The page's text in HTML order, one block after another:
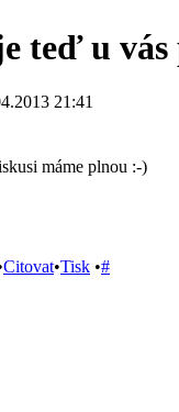
teď u vás
21:41
máme plnou :-)
Citovat•Tisk •#